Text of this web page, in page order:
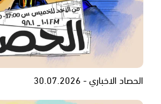
الحصاد الاخباري - 30.07.2026